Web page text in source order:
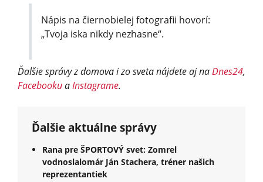
Nápis na čiernobielej fotografii hovorí:
„Tvoja iska nikdy nezhasne“.
Ďalšie správy z domova i zo sveta nájdete aj naDnes24,
FacebookuaInstagrame.
Ďalšie aktuálne správy
Rana pre ŠPORTOVÝ svet: Zomrel
vodnoslalomár Ján Stachera, tréner našich
reprezentantiek